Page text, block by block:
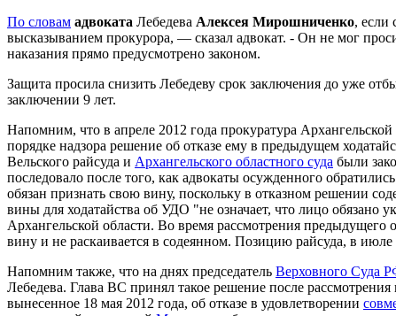
По словам адвоката Лебедева Алексея Мирошниченко, если
высказыванием прокурора, — сказал адвокат. - Он не мог
наказания прямо предусмотрено законом.
Защита просила снизить Лебедеву срок заключения до уже
заключении 9 лет.
Напомним, что в апреле 2012 года прокуратура Архангельской
порядке надзора решение об отказе ему в предыдущем
Вельского райсуда и Архангельского областного суда были
последовало после того, как адвокаты осужденного
обязан признать свою вину, поскольку в отказном решении
вины для ходатайства об УДО "не означает, что лицо обязано
Архангельской области. Во время рассмотрения
вину и не раскаивается в содеянном. Позицию райсуда, в
Напомним также, что на днях председатель Верховного Суда
Лебедева. Глава ВС принял такое решение после
вынесенное 18 мая 2012 года, об отказе в удовлетворении